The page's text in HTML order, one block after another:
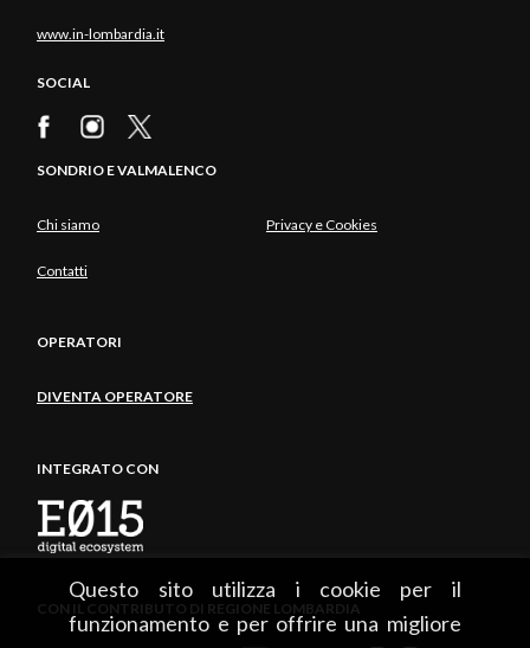
Questo sito utilizza i cookie per il
funzionamento e per offrire una migliore
www.in-lombardia.it
SOCIAL
SONDRIO E VALMALENCO
Chi siamo Privacy e Cookies
Contatti
OPERATORI
DIVENTA OPERATORE
INTEGRATO CON
CON IL CONTRIBUTO DI REGIONE LOMBARDIA